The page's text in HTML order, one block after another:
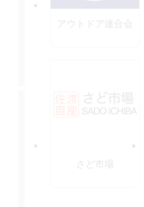
アウトドア連合会
さど市場